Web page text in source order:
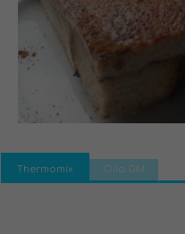
Thermomix Olla GM